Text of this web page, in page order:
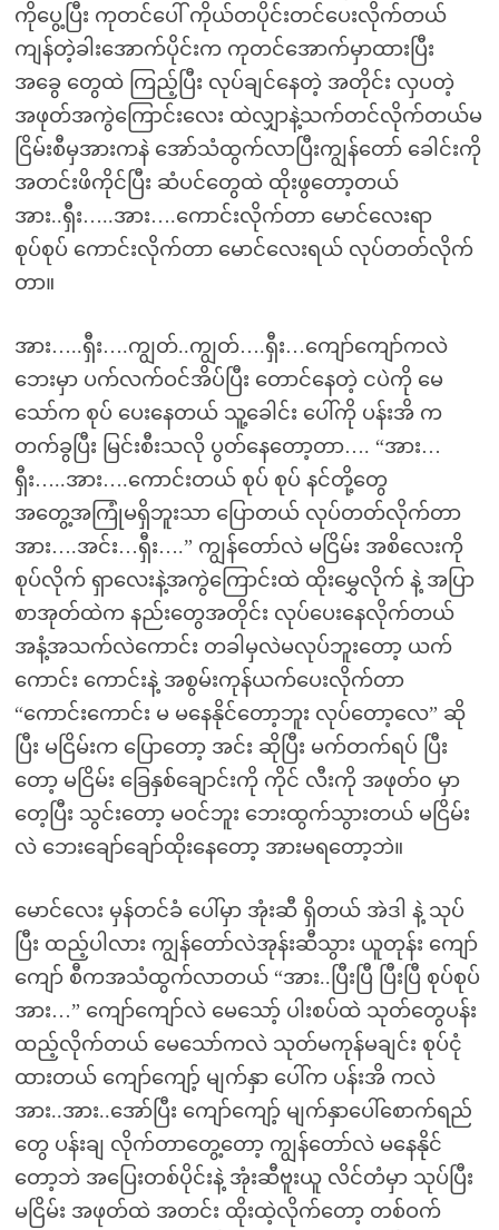
ကိုပွေ့ပြီး ကုတင်ပေါ် ကိုယ်တပိုင်းတင်ပေးလိုက်တယ်
ကျန်တဲ့ခါးအောက်ပိုင်းက ကုတင်အောက်မှာထားပြီး
အခွေ တွေထဲ ကြည့်ပြီး လုပ်ချင်နေတဲ့ အတိုင်း လှပတဲ့
အဖုတ်အကွဲကြောင်းလေး ထဲလျှာနဲ့သက်တင်လိုက်တယ်မ
ငြိမ်းစီမှအားကနဲ အော်သံထွက်လာပြီးကျွန်တော် ခေါင်းကို
အတင်းဖိကိုင်ပြီး ဆံပင်တွေထဲ ထိုးဖွတော့တယ်
အား..ရှီး…..အား….ကောင်းလိုက်တာ မောင်လေးရာ
စုပ်စုပ် ကောင်းလိုက်တာ မောင်လေးရယ် လုပ်တတ်လိုက်
တာ။
အား…..ရှီး….ကျွတ်..ကျွတ်….ရှီး…ကျော်ကျော်ကလဲ
ဘေးမှာ ပက်လက်ဝင်အိပ်ပြီး တောင်နေတဲ့ ငပဲကို မေ
သော်က စုပ် ပေးနေတယ် သူ့ခေါင်း ပေါ်ကို ပန်းအိ က
တက်ခွပြီး မြင်းစီးသလို ပွတ်နေတော့တာ…. “အား…
ရှီး…..အား….ကောင်းတယ် စုပ် စုပ် နင်တို့တွေ
အတွေ့အကြုံမရှိဘူးသာ ပြောတယ် လုပ်တတ်လိုက်တာ
အား….အင်း…ရှီး….” ကျွန်တော်လဲ မငြိမ်း အစိလေးကို
စုပ်လိုက် ရှာလေးနဲ့အကွဲကြောင်းထဲ ထိုးမွှေလိုက် နဲ့ အပြာ
စာအုတ်ထဲက နည်းတွေအတိုင်း လုပ်ပေးနေလိုက်တယ်
အနံ့အသက်လဲကောင်း တခါမှလဲမလုပ်ဘူးတော့ ယက်
ကောင်း ကောင်းနဲ့ အစွမ်းကုန်ယက်ပေးလိုက်တာ
“ကောင်းကောင်း မ မနေနိုင်တော့ဘူး လုပ်တော့လေ” ဆို
ပြီး မငြိမ်းက ပြောတော့ အင်း ဆိုပြီး မက်တက်ရပ် ပြီး
တော့ မငြိမ်း ခြေနှစ်ချောင်းကို ကိုင် လီးကို အဖုတ်၀ မှာ
တေ့ပြီး သွင်းတော့ မဝင်ဘူး ဘေးထွက်သွားတယ် မငြိမ်း
လဲ ဘေးချော်ချော်ထိုးနေတော့ အားမရတော့ဘဲ။
မောင်လေး မှန်တင်ခံ ပေါ်မှာ အုံးဆီ ရှိတယ် အဲဒါ နဲ့ သုပ်
ပြီး ထည့်ပါလား ကျွန်တော်လဲအုန်းဆီသွား ယူတုန်း ကျော်
ကျော် စီကအသံထွက်လာတယ် “အား..ပြီးပြီ ပြီးပြီ စုပ်စုပ်
အား…” ကျော်ကျော်လဲ မေသော့် ပါးစပ်ထဲ သုတ်တွေပန်း
ထည့်လိုက်တယ် မေသော်ကလဲ သုတ်မကုန်မချင်း စုပ်ငုံ
ထားတယ် ကျော်ကျော့် မျက်နှာ ပေါ်က ပန်းအိ ကလဲ
အား..အား..အော်ပြီး ကျော်ကျော့် မျက်နှာပေါ်စောက်ရည်
တွေ ပန်းချ လိုက်တာတွေ့တော့ ကျွန်တော်လဲ မနေနိုင်
တော့ဘဲ အပြေးတစ်ပိုင်းနဲ့ အုံးဆီဗူးယူ လိင်တံမှာ သုပ်ပြီး
မငြိမ်း အဖုတ်ထဲ အတင်း ထိုးထဲ့လိုက်တော့ တစ်ဝက်